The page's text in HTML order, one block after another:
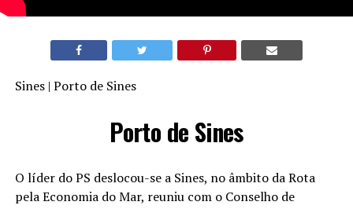
Sines | Porto de Sines
Porto de Sines
O líder do PS deslocou-se a Sines, no âmbito da Rota
pela Economia do Mar, reuniu com o Conselho de